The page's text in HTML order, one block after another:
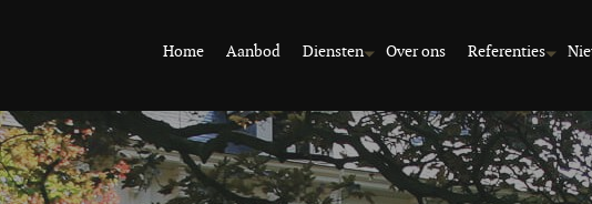
Home Aanbod Diensten Over ons Referenties